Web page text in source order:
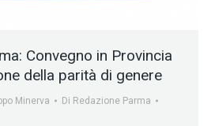
Convegno in Provincia
della parità di genere
Minerva Di Redazione Parma